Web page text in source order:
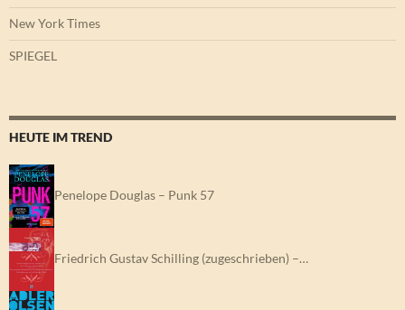
New York Times
SPIEGEL
HEUTE IM TREND
Penelope Douglas – Punk 57
Friedrich Gustav Schilling (zugeschrieben) –…